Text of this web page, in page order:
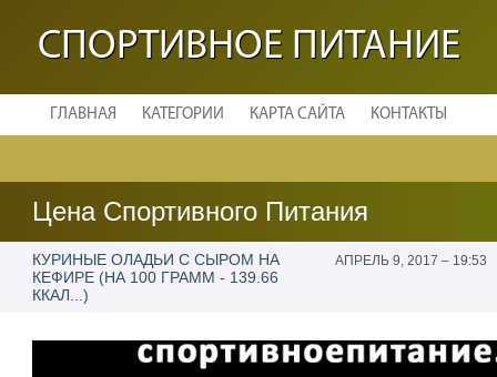
СПОРТИВНОЕ ПИТАНИЕ
ГЛАВНАЯ КАТЕГОРИИ КАРТА САЙТА КОНТАКТЫ
Цена Спортивного Питания
КУРИНЫЕ ОЛАДЬИ С СЫРОМ НА
КЕФИРЕ (НА 100 ГРАММ - 139.66
ККАЛ...)
АПРЕЛЬ 9, 2017 – 19:53